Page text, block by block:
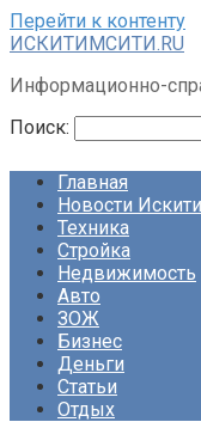
Перейти к контенту
ИСКИТИМСИТИ.RU
Информационно-
Поиск:
Главная
Новости
Техника
Стройка
Недвижимость
Авто
ЗОЖ
Бизнес
Деньги
Статьи
Отдых